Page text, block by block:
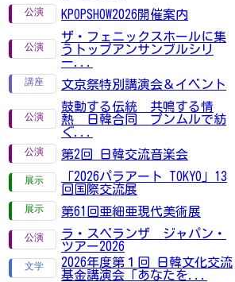
KPOPSHOW2026開催案内
ザ・フェニックスホールに集
うトップアンサンブルシリ
ー...
文京祭特別講演会＆イベント
鼓動する伝統 共鳴する情
熱 日韓合同 プンムルで紡
ぐ...
第2回 日韓交流音楽会
「2026パラアート TOKYO」13
回国際交流展
第61回亜細亜現代美術展
ラ・スペランザ ジャパン・
ツアー2026
2026年度第１回 日韓文化交流
基金講演会「あなたを...